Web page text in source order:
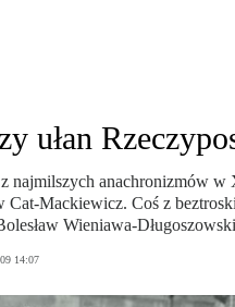
ułan
najmilszych anachronizmów w
Cat-Mackiewicz. Coś z
Wieniawa-
14:07